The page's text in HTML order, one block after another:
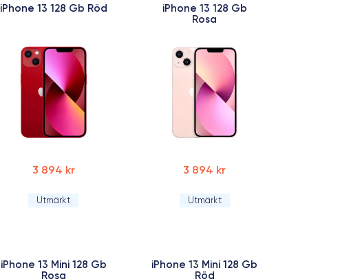
iPhone 13 128 Gb Röd
3 894 kr
Utmärkt
iPhone 13 128 Gb
Rosa
3 894 kr
Utmärkt
iPhone 13 Mini 128 Gb
Rosa
iPhone 13 Mini 128 Gb
Röd